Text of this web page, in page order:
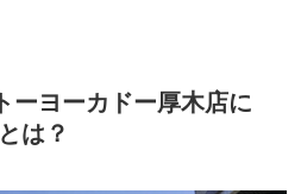
ーヨーカドー厚木店に
は？